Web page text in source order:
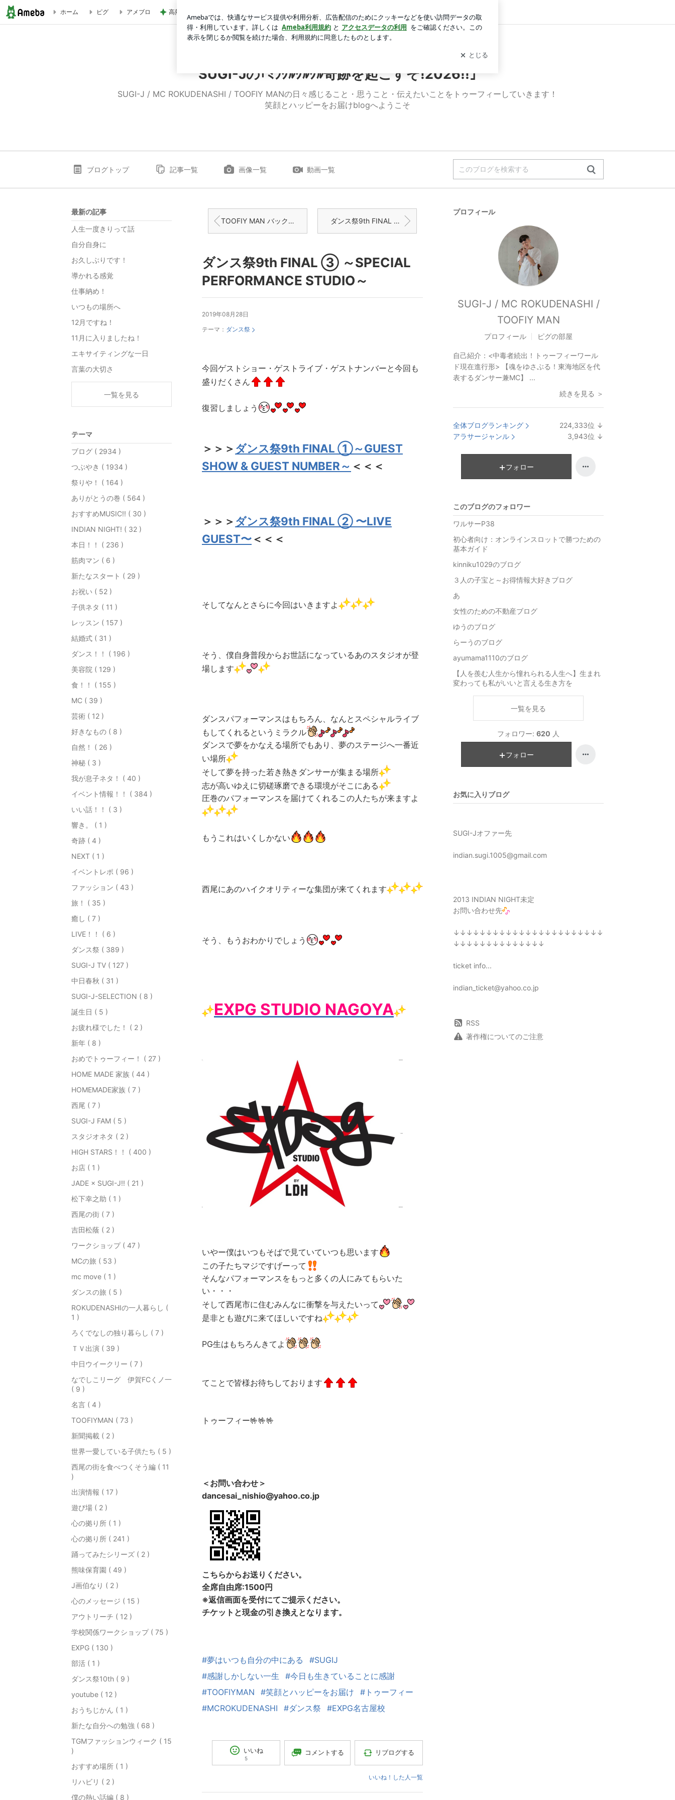
ダンス祭9th FINAL ③ ～SPECIAL PERFORMANCE STUDIO～ | SUGI-Jの｢ﾐﾗｸﾙｸﾙｸﾙ奇跡を起こすぞ!2026!!｣
ホーム ピグ アメブロ 高熱で体力ダダ下がりになった体 ログイン
SUGI-Jの｢ﾐﾗｸﾙｸﾙｸﾙ奇跡を起こすぞ!2026!!｣
SUGI-J / MC ROKUDENASHI / TOOFIY MANの日々感じること・思うこと・伝えたいことをトゥーフィーしていきます！
笑顔とハッピーをお届けblogへようこそ
ブログトップ 記事一覧 画像一覧 動画一覧
TOOFIY MAN バックダンサー募集中 ダンス祭9th FINAL ② 〜LIVE GUEST〜
ダンス祭9th FINAL ③ ～SPECIAL
PERFORMANCE STUDIO～
2019年08月28日
テーマ： ダンス祭
今回ゲストショー・ゲストライブ・ゲストナンバーと今回も
盛りだくさん
復習しましょう
＞＞＞ ダンス祭9th FINAL ①～GUEST
SHOW & GUEST NUMBER～ ＜＜＜
＞＞＞ ダンス祭9th FINAL ② 〜LIVE
GUEST〜＜＜＜
そしてなんとさらに今回はいきますよ
そう、僕自身普段からお世話になっているあのスタジオが登
場します
ダンスパフォーマンスはもちろん、なんとスペシャルライブ
もしてくれるというミラクル
ダンスで夢をかなえる場所でもあり、夢のステージへ一番近
い場所
そして夢を持った若き熱きダンサーが集まる場所
志が高いゆえに切磋琢磨できる環境がそこにある
圧巻のパフォーマンスを届けてくれるこの人たちが来ますよ
もうこれはいくしかない
西尾にあのハイクオリティーな集団が来てくれます
そう、もうおわかりでしょう
EXPG STUDIO NAGOYA
いやー僕はいつもそばで見ていていつも思います
この子たちマジですげーって
そんなパフォーマンスをもっと多くの人にみてもらいた
い・・・
そして西尾市に住むみんなに衝撃を与えたいって
是非とも遊びに来てほしいですね
PG生はもちろんきてよ
てことで皆様お待ちしております
トゥーフィー🤟🤟🤟
＜お問い合わせ＞
dancesai_nishio@yahoo.co.jp
こちらからお送りください。
全席自由席:1500円
※返信画面を受付にてご提示ください。
チケットと現金の引き換えとなります。
#夢はいつも自分の中にある
#SUGIJ
#感謝しかしない一生
#今日も生きていることに感謝
#TOOFIYMAN
#笑顔とハッピーをお届け
#トゥーフィー
#MCROKUDENASHI
#ダンス祭 #EXPG名古屋校
いいね
5
コメントする リブログする
いいね！した人一覧
プロフィール
SUGI-J / MC ROKUDENASHI /
TOOFIY MAN
プロフィール ピグの部屋
自己紹介： <中毒者続出！トゥーフィーワール
ド現在進行形> 【魂をゆさぶる！東海地区を代
表するダンサー兼MC】 ...
続きを見る ＞
全体ブログランキング 224,333位 ↓
アラサージャンル 3,943位 ↓
フォロー
このブログのフォロワー
ワルサーP38
初心者向け：オンラインスロットで勝つための
基本ガイド
kinniku1029のブログ
３人の子宝と～お得情報大好きブログ
あ
女性のための不動産ブログ
ゆうのブログ
らーうのブログ
ayumama1110のブログ
【人を羨む人生から憧れられる人生へ】生まれ
変わっても私がいいと言える生き方を
一覧を見る
フォロワー: 620 人
フォロー
お気に入りブログ
SUGI-Jオファー先
indian.sugi.1005@gmail.com
2013 INDIAN NIGHT未定
お問い合わせ先
↓↓↓↓↓↓↓↓↓↓↓↓↓↓↓↓↓↓↓↓↓↓↓
↓↓↓↓↓↓↓↓↓↓↓↓↓↓
ticket info...
indian_ticket@yahoo.co.jp
RSS
著作権についてのご注意
最新の記事
人生一度きりって話
自分自身に
お久しぶりです！
導かれる感覚
仕事納め！
いつもの場所へ
12月ですね！
11月に入りましたね！
エキサイティングな一日
言葉の大切さ
一覧を見る
テーマ
ブログ ( 2934 )
つぶやき ( 1934 )
祭りや！ ( 164 )
ありがとうの巻 ( 564 )
おすすめMUSIC!! ( 30 )
INDIAN NIGHT! ( 32 )
本日！！ ( 236 )
筋肉マン ( 6 )
新たなスタート ( 29 )
お祝い ( 52 )
子供ネタ ( 11 )
レッスン ( 157 )
結婚式 ( 31 )
ダンス！！ ( 196 )
美容院 ( 129 )
食！！ ( 155 )
MC ( 39 )
芸術 ( 12 )
好きなもの ( 8 )
自然！ ( 26 )
神秘 ( 3 )
我が息子ネタ！ ( 40 )
イベント情報！！ ( 384 )
いい話！！ ( 3 )
響き。 ( 1 )
奇跡 ( 4 )
NEXT ( 1 )
イベントレポ ( 96 )
ファッション ( 43 )
旅！ ( 35 )
癒し ( 7 )
LIVE！！ ( 6 )
ダンス祭 ( 389 )
SUGI-J TV ( 127 )
中日春秋 ( 31 )
SUGI-J-SELECTION ( 8 )
誕生日 ( 5 )
お疲れ様でした！ ( 2 )
新年 ( 8 )
おめでトゥーフィー！ ( 27 )
HOME MADE 家族 ( 44 )
HOMEMADE家族 ( 7 )
西尾 ( 7 )
SUGI-J FAM ( 5 )
スタジオネタ ( 2 )
HIGH STARS！！ ( 400 )
お店 ( 1 )
JADE × SUGI-J!! ( 21 )
松下幸之助 ( 1 )
西尾の街 ( 7 )
吉田松蔭 ( 2 )
ワークショップ ( 47 )
MCの旅 ( 53 )
mc move ( 1 )
ダンスの旅 ( 5 )
ROKUDENASHIの一人暮らし (
1 )
ろくでなしの独り暮らし ( 7 )
ＴＶ出演 ( 39 )
中日ウイークリー ( 7 )
なでしこリーグ 伊賀FCくノ一
( 9 )
名言 ( 4 )
TOOFIYMAN ( 73 )
新聞掲載 ( 2 )
世界一愛している子供たち ( 5 )
西尾の街を食べつくそう編 ( 11
)
出演情報 ( 17 )
遊び場 ( 2 )
心の拠り所 ( 1 )
心の拠り所 ( 241 )
踊ってみたシリーズ ( 2 )
熊味保育園 ( 49 )
J画伯なり ( 2 )
心のメッセージ ( 15 )
アウトリーチ ( 12 )
学校関係ワークショップ ( 75 )
EXPG ( 130 )
部活 ( 1 )
ダンス祭10th ( 9 )
youtube ( 12 )
おうちじかん ( 1 )
新たな自分への勉強 ( 68 )
TGMファッションウィーク ( 15
)
おすすめ場所 ( 1 )
リハビリ ( 2 )
僕の熱い話編 ( 8 )